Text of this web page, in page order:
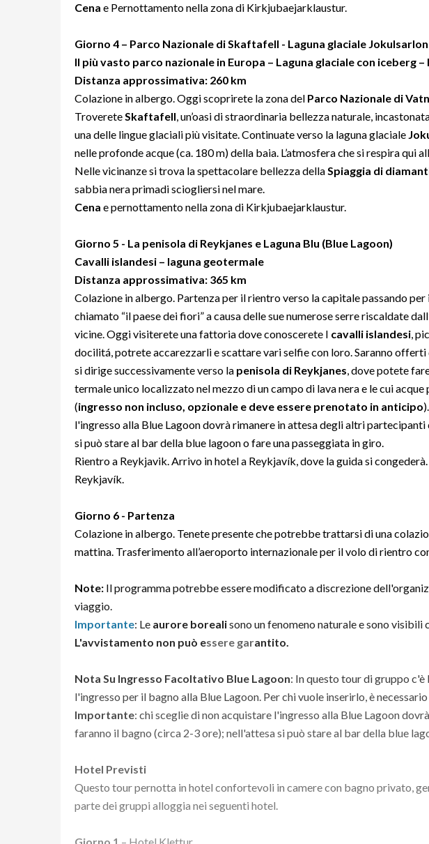
Cena e Pernottamento nella zona di Kirkjubaejarklaustur.
Giorno 4 – Parco Nazionale di Skaftafell - Laguna glaciale Jokulsarlon
Il più vasto parco nazionale in Europa – Laguna glaciale con iceberg
Distanza approssimativa: 260 km
Colazione in albergo. Oggi scoprirete la zona del Parco Nazionale di
TrovereteSkaftafell, un’oasi di straordinaria bellezza naturale,
una delle lingue glaciali più visitate. Continuate verso la laguna glaciale
nelle profonde acque (ca. 180 m) della baia. L’atmosfera che si respira qui
Nelle vicinanze si trova la spettacolare bellezza dellaSpiaggia di
sabbia nera primadi sciogliersi nel mare.
Cena e pernottamento nella zona di Kirkjubaejarklaustur.
Giorno 5 - La penisola di Reykjanes e Laguna Blu (Blue Lagoon)
Cavalli islandesi – laguna geotermale
Distanza approssimativa: 365 km
Colazione in albergo. Partenza per il rientro verso la capitale passando
chiamato “il paese dei fiori” a causa delle sue numerose serre riscaldate
vicine. Oggi visiterete una fattoria dove conoscerete I cavalli islandesi,
docilitá, potrete accarezzarli e scattare vari selfie con loro. Saranno
si dirige successivamente verso la penisola di Reykjanes, dove potete
termale unico localizzato nel mezzo di un campo di lava nera e le cui
(ingresso non incluso, opzionale e deve essere prenotato in anticipo).
l'ingresso alla Blue Lagoon dovrà rimanere in attesa degli altri
si può stare al bar della blue lagoon o fare una passeggiata in giro.
Rientro a Reykjavik. Arrivo in hotel a Reykjavík, dove la guida si
Reykjavík.
Giorno 6 - Partenza
Colazione in albergo. Tenete presente che potrebbe trattarsi di una
mattina. Trasferimento all’aeroporto internazionale per il volo di rientro
Note: Il programma potrebbe essere modificato a discrezione
viaggio.
Importante: Le aurore borealisono un fenomeno naturale e sono
L'avvistamento non può essere garantito.
Nota Su Ingresso Facoltativo Blue Lagoon: In questo tour di gruppo
l'ingresso per il bagno alla Blue Lagoon. Per chi vuole inserirlo, è
Importante: chi sceglie di non acquistare l'ingresso alla Blue Lagoon
faranno il bagno (circa 2-3 ore); nell'attesa si può stare al bar della blue
Hotel Previsti
Questo tour pernotta in hotel confortevoli in camere con bagno privato,
parte dei gruppi alloggia nei seguenti hotel.